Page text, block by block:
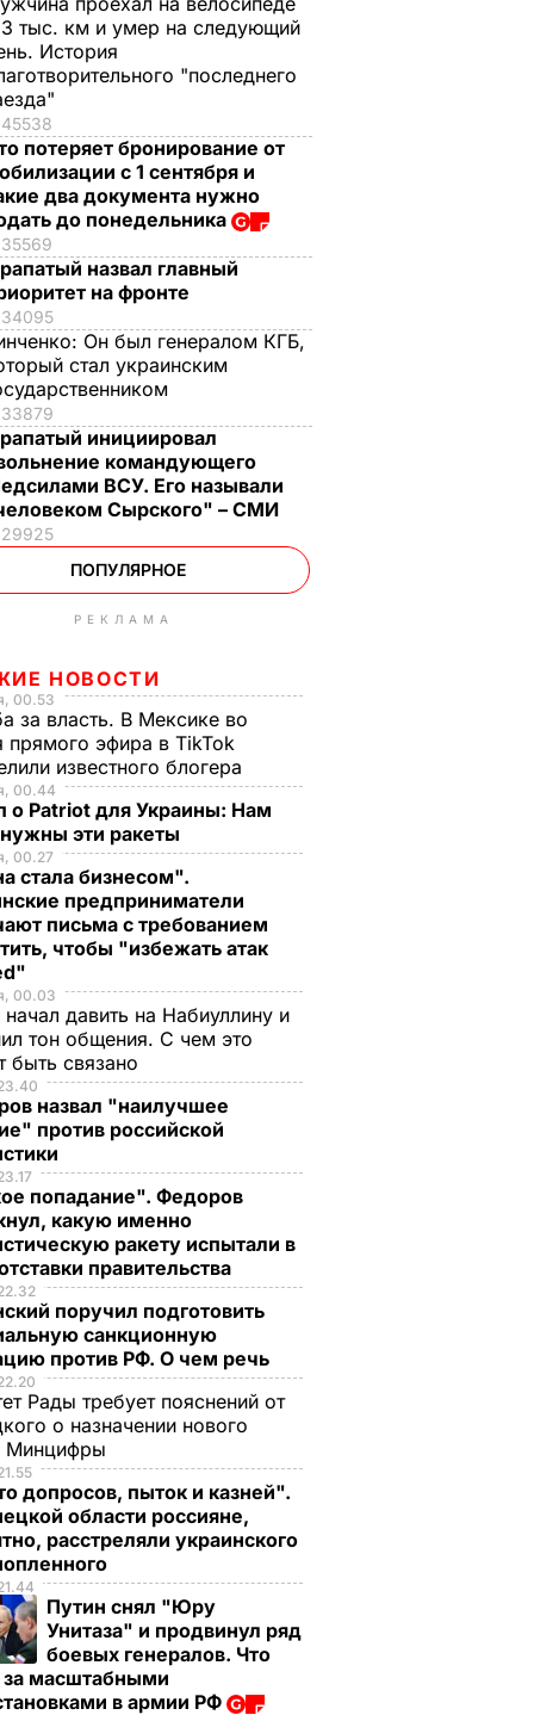
тыс. км и умер на следующий
История
"последнего
45538
потеряет бронирование от
с 1 сентября и
два документа нужно
до понедельника
35569
назвал главный
на фронте
34095
Он был генералом КГБ,
стал украинским
33879
инициировал
командующего
ВСУ. Его называли
Сырского" – СМИ
29925
ПОПУЛЯРНОЕ
РЕКЛАМА
НОВОСТИ
00.53
за власть. В Мексике во
прямого эфира в TikTok
известного блогера
00.44
о Patriot для Украины: Нам
эти ракеты
00.27
стала бизнесом".
предприниматели
письма с требованием
чтобы "избежать атак
00.03
начал давить на Набиуллину и
тон общения. С чем это
быть связано
назвал "наилучшее
против российской
попадание". Федоров
какую именно
ракету испытали в
правительства
поручил подготовить
санкционную
против РФ. О чем речь
Рады требует пояснений от
о назначении нового
Минцифры
допросов, пыток и казней".
области россияне,
расстреляли украинского
Путин снял "Юру
Унитаза" и продвинул ряд
боевых генералов. Что
за масштабными
в армии РФ